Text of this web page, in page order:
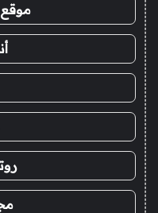
موقع